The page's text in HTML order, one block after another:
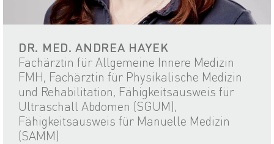
DR. MED. ANDREA HAYEK
Fachärztin für Allgemeine Innere Medizin
FMH, Fachärztin für Physikalische Medizin
und Rehabilitation, Fähigkeitsausweis für
Ultraschall Abdomen (SGUM),
Fähigkeitsausweis für Manuelle Medizin
(SAMM)